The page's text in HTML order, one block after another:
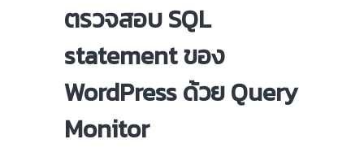
ตรวจสอบ SQL
statement ของ
WordPress ด้วย Query
Monitor